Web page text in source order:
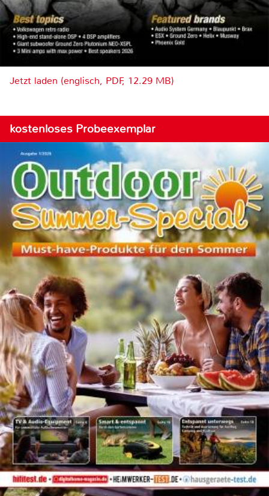
Jetzt laden (englisch, PDF, 12.29 MB)
kostenloses Probeexemplar